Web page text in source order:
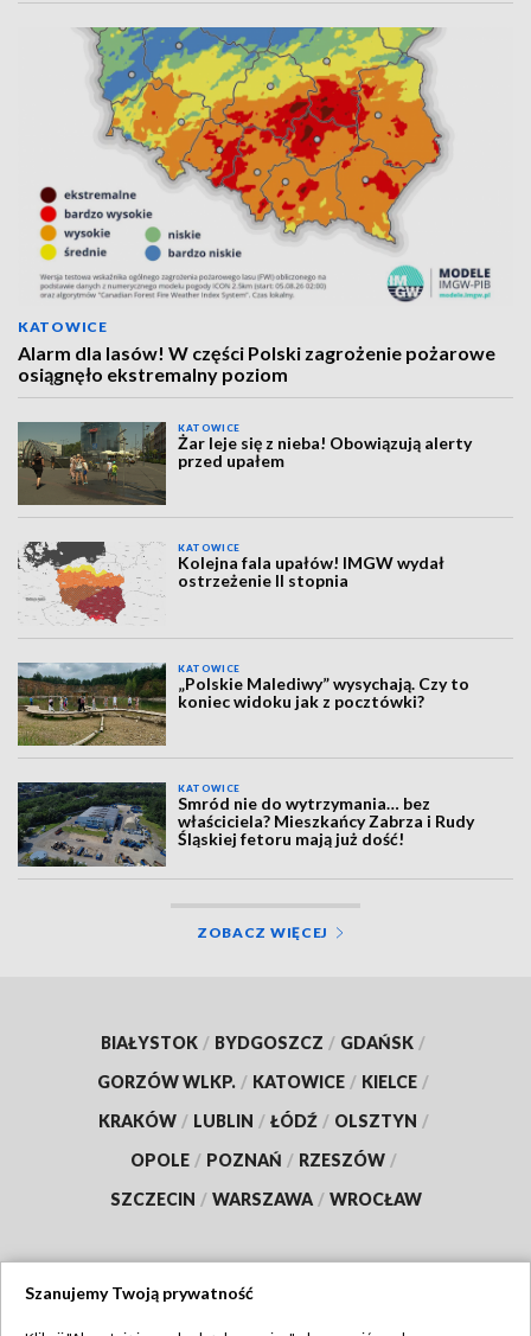
KATOWICE
Alarm dla lasów! W części Polski zagrożenie pożarowe
osiągnęło ekstremalny poziom
KATOWICE
Żar leje się z nieba! Obowiązują alerty
przed upałem
KATOWICE
Kolejna fala upałów! IMGW wydał
ostrzeżenie II stopnia
KATOWICE
„Polskie Malediwy” wysychają. Czy to
koniec widoku jak z pocztówki?
KATOWICE
Smród nie do wytrzymania… bez
właściciela? Mieszkańcy Zabrza i Rudy
Śląskiej fetoru mają już dość!
ZOBACZ WIĘCEJ
BIAŁYSTOK / BYDGOSZCZ / GDAŃSK /
GORZÓW WLKP. / KATOWICE / KIELCE /
KRAKÓW / LUBLIN / ŁÓDŹ / OLSZTYN /
OPOLE / POZNAŃ / RZESZÓW /
SZCZECIN / WARSZAWA / WROCŁAW
Szanujemy Twoją prywatność